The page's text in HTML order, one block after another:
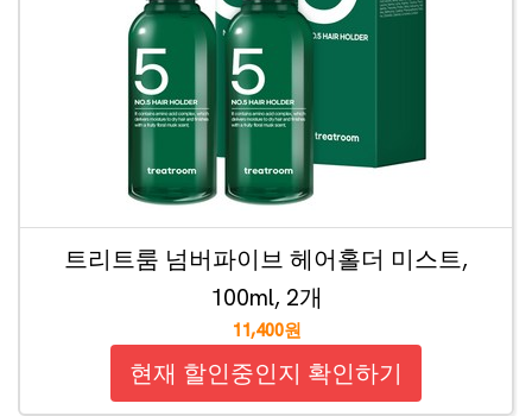
트리트룸 넘버파이브 헤어홀더 미스트,
100ml, 2개
11,400원
현재 할인중인지 확인하기